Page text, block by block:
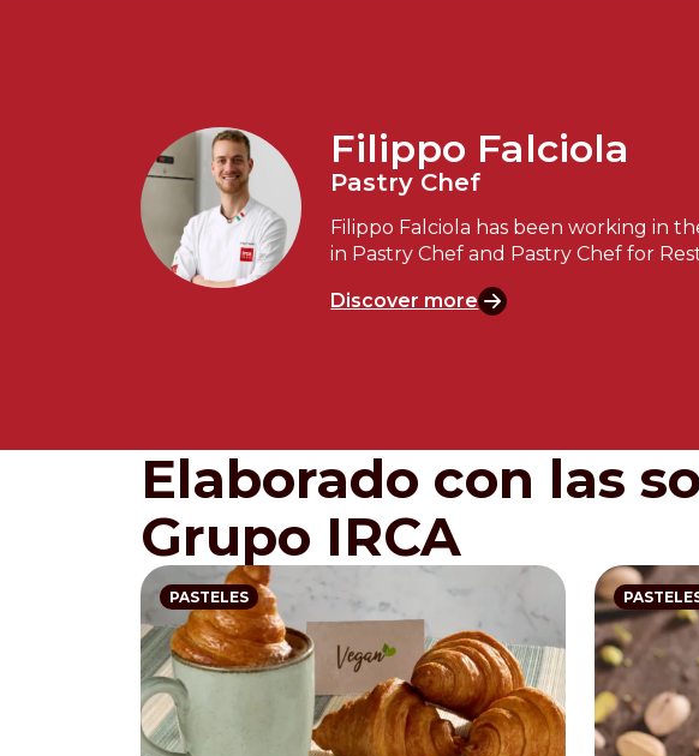
Filippo Falciola
Pastry Chef
Filippo Falciola has been working in
in Pastry Chef and Pastry Chef for
Discover more
Elaborado con las
Grupo IRCA
PASTELES